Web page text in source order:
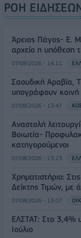
ΡΟΗ
Άρειος Πάγος- Ε.
αρχείο η υπόθεση
07/08/2026 - 14:11
Σαουδική Αραβία,
υπογράφουν
07/08/2026 - 13:47
Αναστολή
Βοιωτία-
κατηγορούμενοι
07/08/2026 - 13:23
Χρηματιστήριο:
Δείκτης Τιμών, με
07/08/2026 - 13:07
ΕΛΣΤΑΤ: Στο 3,4%
Ιούλιο